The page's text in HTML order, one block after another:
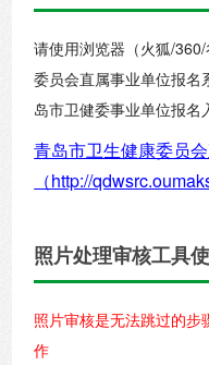
请使用浏览器（火狐/
委员会直属事业单位报名
岛市卫健委事业单位报名
青岛市卫生健康委员
（http://
照片处理审核工具
照片审核是无法跳过的
作